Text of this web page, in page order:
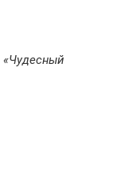
«Чудесный